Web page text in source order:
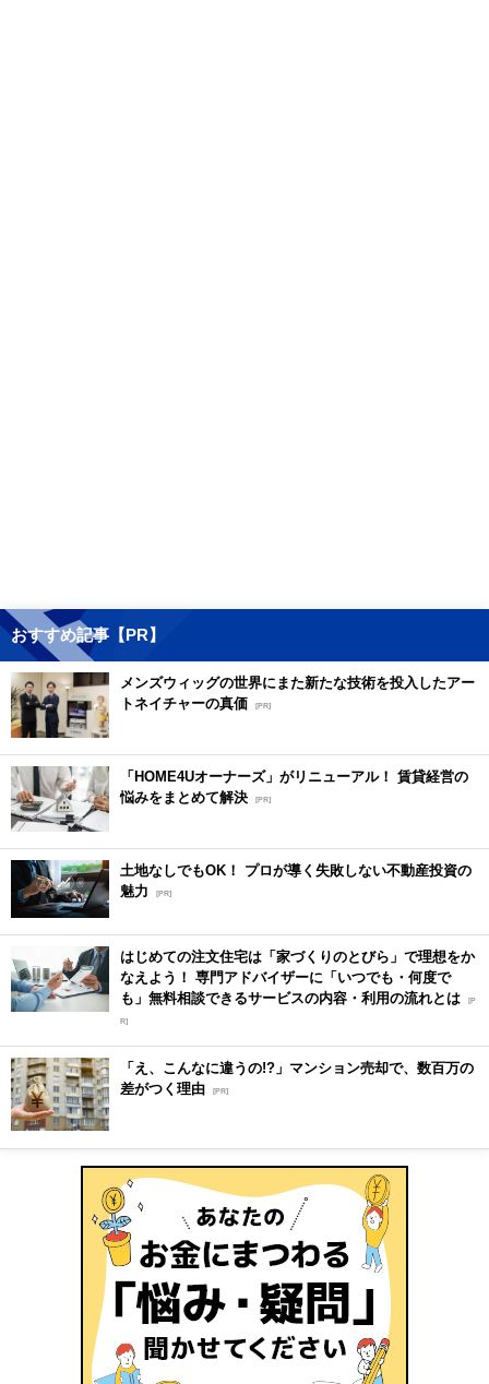
おすすめ記事【PR】
メンズウィッグの世界にまた新たな技術を投入したアー
トネイチャーの真価 [PR]
「HOME4Uオーナーズ」がリニューアル！ 賃貸経営の
悩みをまとめて解決 [PR]
土地なしでもOK！ プロが導く失敗しない不動産投資の
魅力
[PR]
はじめての注文住宅は「家づくりのとびら」で理想をか
なえよう！ 専門アドバイザーに「いつでも・何度で
も」無料相談できるサービスの内容・利用の流れとは [P
R]
「え、こんなに違うの!?」マンション売却で、数百万の
差がつく理由 [PR]